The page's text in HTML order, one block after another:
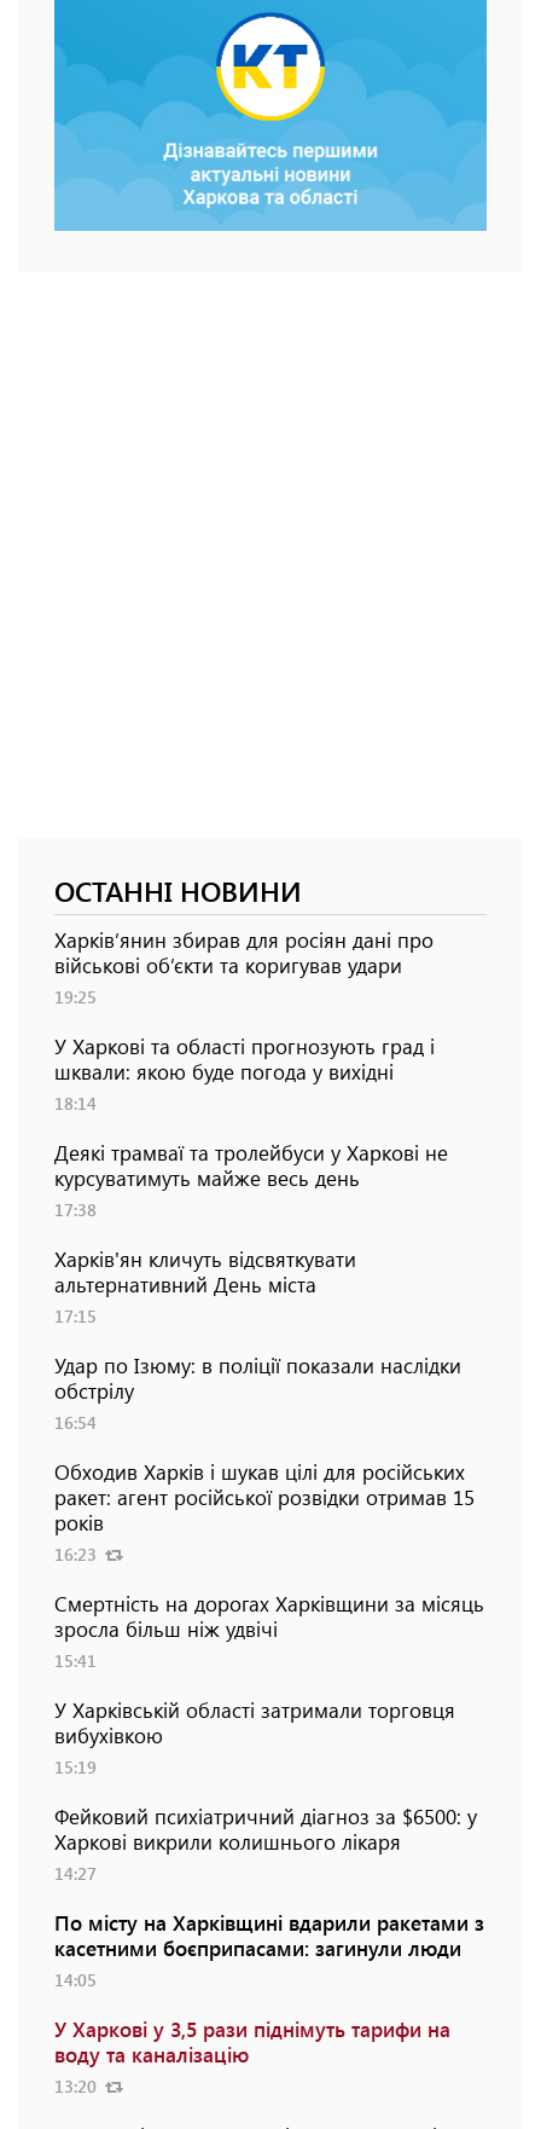
ОСТАННІ НОВИНИ
Харків’янин збирав для росіян дані про
військові об’єкти та коригував удари
19:25
У Харкові та області прогнозують град і
шквали: якою буде погода у вихідні
18:14
Деякі трамваї та тролейбуси у Харкові не
курсуватимуть майже весь день
17:38
Харків'ян кличуть відсвяткувати
альтернативний День міста
17:15
Удар по Ізюму: в поліції показали наслідки
обстрілу
16:54
Обходив Харків і шукав цілі для російських
ракет: агент російської розвідки отримав 15
років
16:23
Смертність на дорогах Харківщини за місяць
зросла більш ніж удвічі
15:41
У Харківській області затримали торговця
вибухівкою
15:19
Фейковий психіатричний діагноз за $6500: у
Харкові викрили колишнього лікаря
14:27
По місту на Харківщині вдарили ракетами з
касетними боєприпасами: загинули люди
14:05
У Харкові у 3,5 рази піднімуть тарифи на
воду та каналізацію
13:20